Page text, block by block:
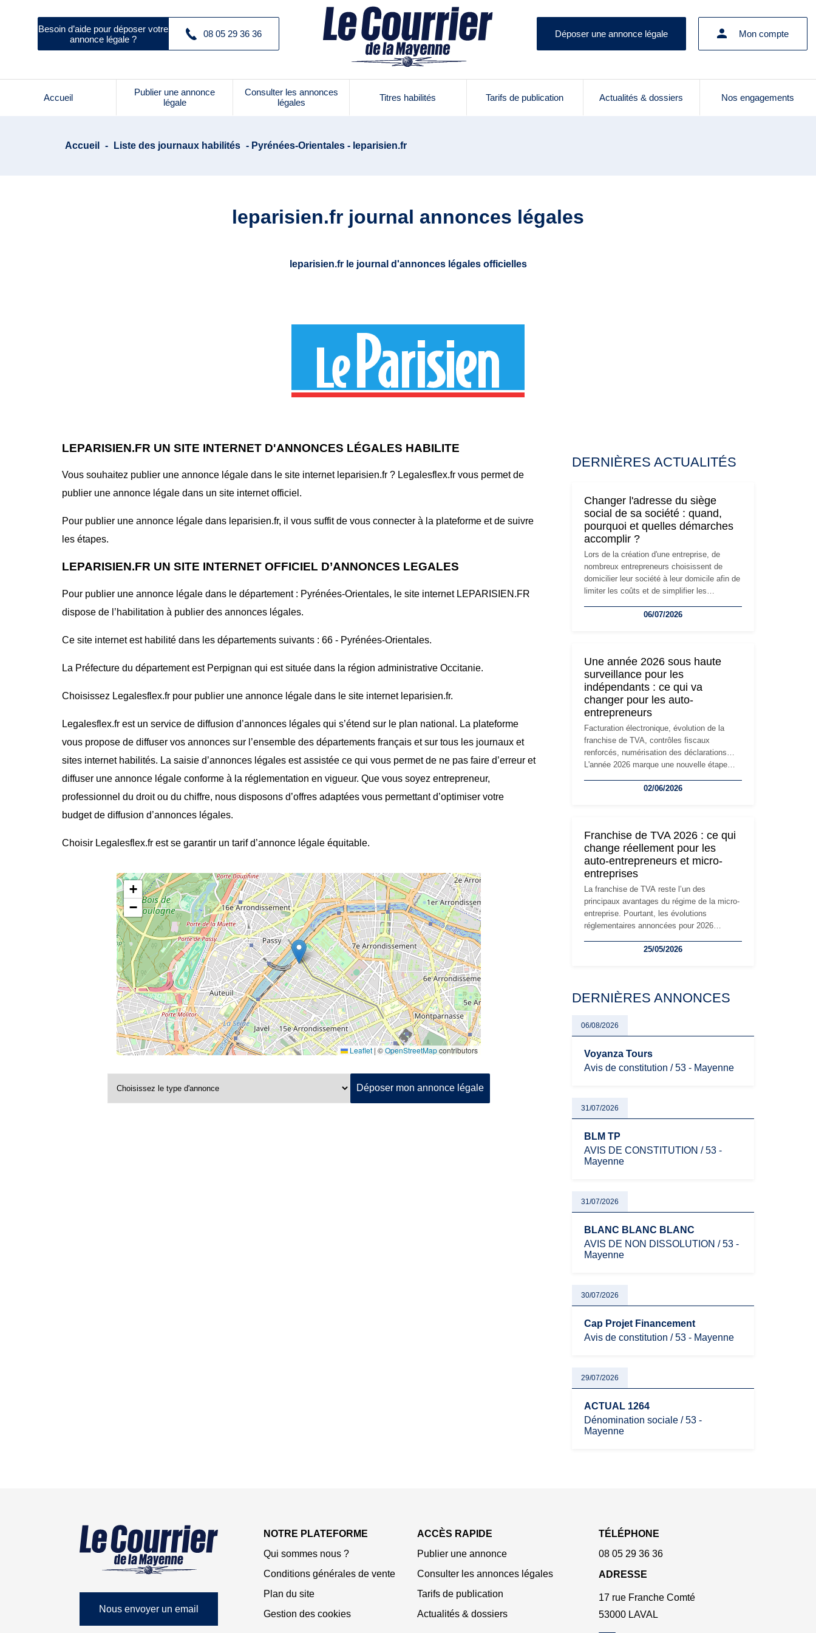
Besoin d’aide pour déposer votre
annonce légale ?
08 05 29 36 36 Déposer une annonce légale Mon compte
Accueil
Publier une annonce
légale
Consulter les annonces
légales
Titres habilités Tarifs de publication Actualités & dossiers Nos engagements
Accueil - Liste des journaux habilités - Pyrénées-Orientales - leparisien.fr
leparisien.fr journal annonces légales
leparisien.fr le journal d'annonces légales officielles
LEPARISIEN.FR UN SITE INTERNET D'ANNONCES LÉGALES HABILITE
Vous souhaitez publier une annonce légale dans le site internet leparisien.fr ? Legalesflex.fr vous permet de
publier une annonce légale dans un site internet officiel.
Pour publier une annonce légale dans leparisien.fr, il vous suffit de vous connecter à la plateforme et de suivre
les étapes.
LEPARISIEN.FR UN SITE INTERNET OFFICIEL D’ANNONCES LEGALES
Pour publier une annonce légale dans le département : Pyrénées-Orientales, le site internet LEPARISIEN.FR
dispose de l’habilitation à publier des annonces légales.
Ce site internet est habilité dans les départements suivants : 66 - Pyrénées-Orientales.
La Préfecture du département est Perpignan qui est située dans la région administrative Occitanie.
Choisissez Legalesflex.fr pour publier une annonce légale dans le site internet leparisien.fr.
Legalesflex.fr est un service de diffusion d’annonces légales qui s’étend sur le plan national. La plateforme
vous propose de diffuser vos annonces sur l’ensemble des départements français et sur tous les journaux et
sites internet habilités. La saisie d’annonces légales est assistée ce qui vous permet de ne pas faire d’erreur et
diffuser une annonce légale conforme à la réglementation en vigueur. Que vous soyez entrepreneur,
professionnel du droit ou du chiffre, nous disposons d’offres adaptées vous permettant d’optimiser votre
budget de diffusion d’annonces légales.
Choisir Legalesflex.fr est se garantir un tarif d’annonce légale équitable.
+
−
Leaflet | ©OpenStreetMapcontributors
Déposer mon annonce légale
DERNIÈRES ACTUALITÉS
Changer l'adresse du siège
social de sa société : quand,
pourquoi et quelles démarches
accomplir ?
Lors de la création d'une entreprise, de
nombreux entrepreneurs choisissent de
domicilier leur société à leur domicile afin de
limiter les coûts et de simplifier les
l'activité, cette solution peut rapidement
siège social répond souvent à une nouvelle
étape de la vie de l'entreprise et implique
plusieurs formalités obligatoires.
06/07/2026
Une année 2026 sous haute
surveillance pour les
indépendants : ce qui va
changer pour les auto-
entrepreneurs
Facturation électronique, évolution de la
franchise de TVA, contrôles fiscaux
renforcés, numérisation des déclarations…
L'année 2026 marque une nouvelle étape
travailleurs indépendants. Si le régime de la
réglementaire plus exigeant. Décryptage des
principaux changements et des précautions
à prendre pour éviter les mauvaises
surprises.
02/06/2026
Franchise de TVA 2026 : ce qui
change réellement pour les
auto-entrepreneurs et micro-
entreprises
La franchise de TVA reste l’un des
principaux avantages du régime de la micro-
entreprise. Pourtant, les évolutions
réglementaires annoncées pour 2026
les auto-entrepreneurs, artisans et
évoluent dans un contexte de contrôle
oblige les indépendants à rester
particulièrement vigilants.
25/05/2026
DERNIÈRES ANNONCES
06/08/2026
Voyanza Tours
Avis de constitution / 53 - Mayenne
31/07/2026
BLM TP
AVIS DE CONSTITUTION / 53 -
Mayenne
31/07/2026
BLANC BLANC BLANC
AVIS DE NON DISSOLUTION / 53 -
Mayenne
30/07/2026
Cap Projet Financement
Avis de constitution / 53 - Mayenne
29/07/2026
ACTUAL 1264
Dénomination sociale / 53 -
Mayenne
Nous envoyer un email
NOTRE PLATEFORME
Qui sommes nous ?
Conditions générales de vente
Plan du site
Gestion des cookies
ACCÈS RAPIDE
Publier une annonce
Consulter les annonces légales
Tarifs de publication
Actualités & dossiers
TÉLÉPHONE
08 05 29 36 36
ADRESSE
17 rue Franche Comté
53000 LAVAL